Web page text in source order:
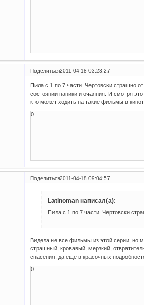
Поделиться2011-04-18 03:23:27
Пила с 1 по 7 части. Чертовски страшно
состоянии паники и очаяния. И смотря
кто может ходить на такие фильмы в
0
Поделиться2011-04-18 09:04:57
Latinoman написал(а):
Пила с 1 по 7 части. Чертовски
Видела не все фильмы из этой серии, но
страшный, кровавый, мерзкий,
спасения, да еще в красочных
0